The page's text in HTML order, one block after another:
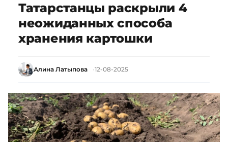
Татарстанцы раскрыли 4
неожиданных способа
хранения картошки
Алина Латыпова 12-08-2025